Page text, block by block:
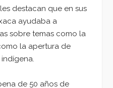
destacan que en sus
ayudaba a
sobre temas como la
la apertura de
de 50 años de